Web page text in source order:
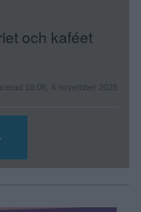
och kaféet
18:06, 4 november 2025